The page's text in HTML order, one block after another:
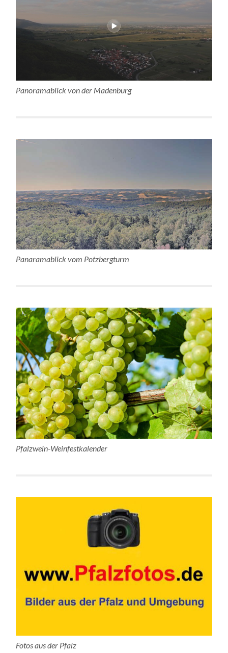
Panoramablick von der Madenburg
Panaramablick vom Potzbergturm
Pfalzwein-Weinfestkalender
Fotos aus der Pfalz